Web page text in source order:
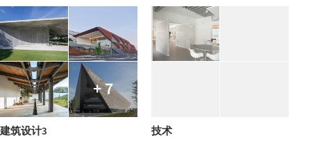
+ 7
建筑设计3 技术